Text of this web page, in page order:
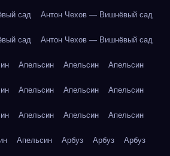
сад Антон Чехов — Вишнёвый сад
сад Антон Чехов — Вишнёвый сад
Апельсин Апельсин Апельсин
Апельсин Апельсин Апельсин
Апельсин Апельсин Апельсин
Апельсин Арбуз Арбуз Арбуз